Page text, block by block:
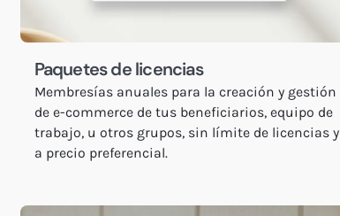
Paquetes de licencias
Membresías anuales para la creación y gestión
de e-commerce de tus beneficiarios, equipo de
trabajo, u otros grupos, sin límite de licencias y
a precio preferencial.